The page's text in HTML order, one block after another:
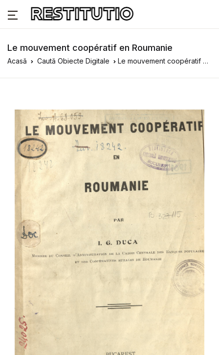
Le mouvement coopératif en Roumanie
Acasă Caută Obiecte Digitale Le mouvement coopératif en Roumanie